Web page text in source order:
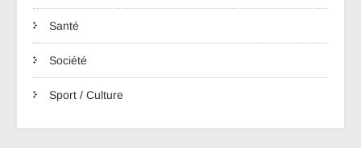
Santé
Société
Sport / Culture